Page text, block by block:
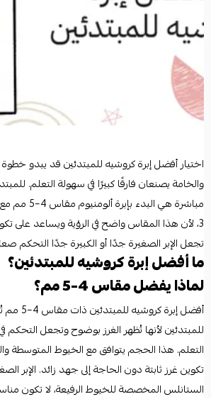
اختيار أفضل إبرة كروشيه للمبتدئين قد يبدو
والخامة يصنعان فارقًا كبيرًا في سهولة التعلم.
مباشرة هي
3، لأن هذا المقاس واضح في الرؤية ويساعد على
تجعل الإبر الصغيرة جدًا أو الكبيرة جدًا التحكم
ما أفضل إبرة كروشيه للمبتدئين؟
لماذا يفضل مقاس 4–5 مم؟
أفضل إبرة
للمبتدئين لأنها تُظهر الغرز بوضوح وتجعل التحكم
التعلم. هذا الحجم يتوافق مع الخيوط المتوسطة
تكوين غرز ثابتة دون الحاجة إلى جهد زائد. الإبر
الستانلس المخصصة للخيوط الرفيعة، لا تكون